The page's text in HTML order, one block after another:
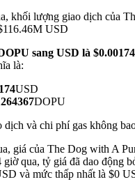
cổ phiếu, ngoại hối, kim loại
khối lượng giao dịch của
USD
sang USD là
là:
USD
DOPU
và chi phí gas không
giá của The Dog with A
giờ qua, tỷ giá đã dao động
và mức thấp nhất là $0